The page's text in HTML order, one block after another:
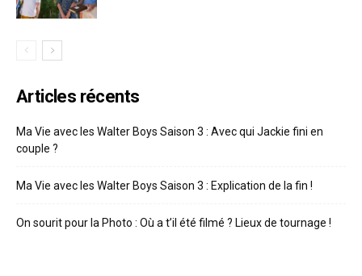
Articles récents
Ma Vie avec les Walter Boys Saison 3 : Avec qui Jackie fini en
couple ?
Ma Vie avec les Walter Boys Saison 3 : Explication de la fin !
On sourit pour la Photo : Où a t’il été filmé ? Lieux de tournage !